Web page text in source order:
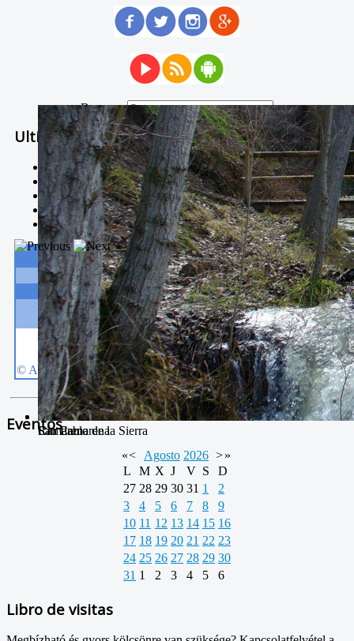
Buscar...
San Pablo
Camarena de la Sierra
Río Camarena
Ultimas Noticias
Solidaria carrera - 7 TÉRMINOS XTREM
Temporal de Febrero
Nevada Enero 2018
La estación de esquí de Javalambre abrirán este sábado
Larga vida a las escuelas
Eventos
«< Agosto 2026 >»
L
M X J V S
D
27 28 29 30 31 1
2
3
4 5 6 7 8
9
10 11 12 13 14 15 16
17 18 19 20 21 22 23
24 25 26 27 28 29 30
31 1 2 3 4 5 6
Libro de visitas